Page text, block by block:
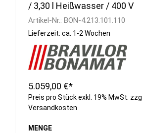
/ 3,30 l Heißwasser / 400 V
Artikel-Nr.: BON-4.213.101.110
Lieferzeit: ca. 1-2 Wochen
5.059,00 €*
Preis pro Stück exkl. 19% MwSt. zzgl.
Versandkosten
MENGE